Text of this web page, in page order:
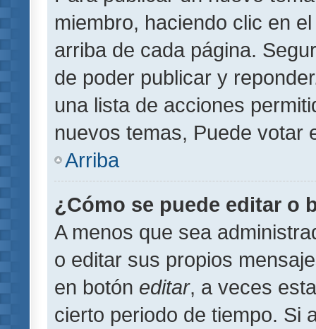
miembro, haciendo clic en
arriba de cada página.
de poder publicar y
una lista de acciones
nuevos temas, Puede votar
Arriba
¿Cómo se puede editar o
A menos que sea
o editar sus propios
en botón editar, a veces
cierto periodo de tiempo. Si